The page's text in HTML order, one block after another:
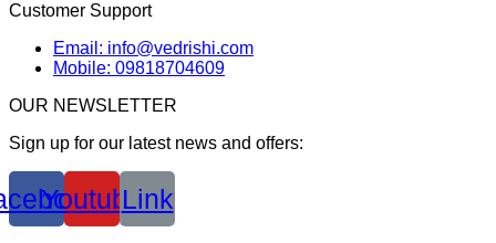
Customer Support
Email: info@vedrishi.com
Mobile: 09818704609
OUR NEWSLETTER
Sign up for our latest news and offers:
YoutubeLink